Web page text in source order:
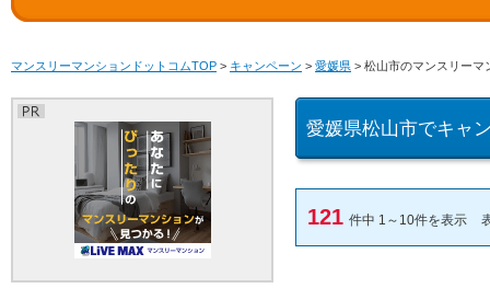
マンスリーマンションドットコムTOP > キャンペーン > 愛媛県 > 松山市のマンスリーマ
愛媛県松山市でキャ
121 件中 1～10件を表示